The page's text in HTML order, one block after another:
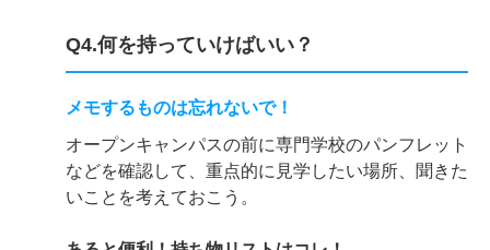
Q4.何を持っていけばいい？
メモするものは忘れないで！
オープンキャンパスの前に専門学校のパンフレット
などを確認して、重点的に見学したい場所、聞きた
いことを考えておこう。